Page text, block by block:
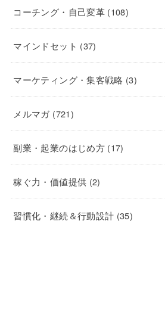
コーチング・自己変革 (108)
マインドセット (37)
マーケティング・集客戦略 (3)
メルマガ (721)
副業・起業のはじめ方 (17)
稼ぐ力・価値提供 (2)
習慣化・継続＆行動設計 (35)